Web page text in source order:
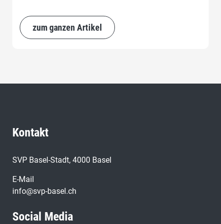
zum ganzen Artikel
Kontakt
SVP Basel-Stadt, 4000 Basel
E-Mail
info@svp-basel.ch
Social Media